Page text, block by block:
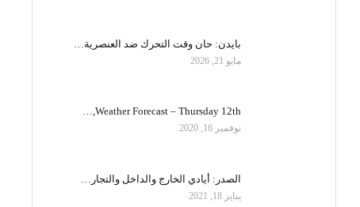
بايدن: حان وقت التحرك ضد العنصرية…
مايو 21, 2026
Weather Forecast – Thursday 12th,…
نوفمبر 16, 2020
الصدر: أيادي الخارج والداخل والتجار…
يناير 18, 2021